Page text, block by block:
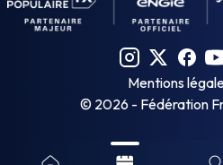
Mentions
© 2026 - Fédération